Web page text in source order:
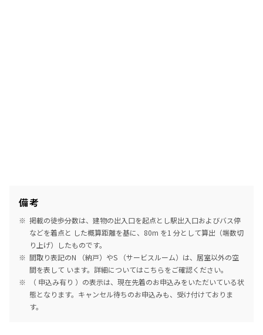
備考
掲載の徒歩分数は、建物の出入口を起点とし駅出入口およびバス停
などを着点と した概算距離を基に、80m を1 分として算出（端数切
り上げ）したものです。
間取り表記のN （納戸）やS （サービスルーム）は、居室以外の空
間を表して います。詳細についてはこちらをご確認ください。
（ 申込み有り ）の表示は、現在先着のお申込みをいただいている状
態となります。キャンセル待ちのお申込みも、受け付けておりま
す。